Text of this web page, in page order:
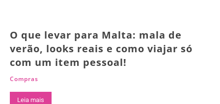
O que levar para Malta: mala de
verão, looks reais e como viajar só
com um item pessoal!
Compras
Leia mais